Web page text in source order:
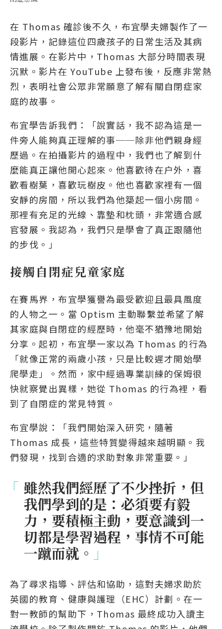
在 Thomas 確診後不久，布宜學夫婦製作了一
段影片，記錄這位四歲孩子的日常生活及其病
情進展。在影片中，Thomas 大部分時間表現
沉默。影片在 YouTube 上發布後，反應非常熱
烈，表明社會公眾非常願意了解有關自閉症家
庭的故事。
布宜學告訴我們：「說實話，我不認為這是一
件旁人能夠真正理解的事──除非他們親身經
歷過。在拍攝影片的過程中，我們也了解到什
麼能真正讓他開心起來。他喜歡待在户外，喜
歡看樹葉，喜歡玩樹皮。他也喜歡家裡有一個
安靜的房間，所以我們為他築起一個小房間。
那裡有充足的光線、靠墊和枕頭，非常適合感
官發展。我認為，我們只是學會了真正跟隨他
的步伐。」
接觸自閉症兒童家庭
在賽馬界，布宜學獲譽為最受歡迎且最具風度
的人物之一。當 Optism 主動聯繫並希望了解
其家庭與自閉症的經歷時，他毫不猶豫地開始
分享。起初，布宜學一家以為 Thomas 的行為
「就像正常的兩歲小孩，只是比較遲才開始學
爬學走」。然而，家中經過專業訓練的保姆很
快就察覺出異樣，她從 Thomas 的行為裡，看
到了自閉症的常見特質。
布宜學說：「我們開始深入研究，隨著
Thomas 成長，這些特質變得越來越明顯。我
們發現，找到合適的求助對象非常重要。」
「 雖然我們經歷了不少挫折，但
我們學到的是：必須要有毅
力，要積極主動，要意識到一
切都是學習過程，事情不可能
一蹴而就。 」
為了尋求指導、評估和協助，這對夫婦求助於
英國的教育、健康與護理（EHC）計劃。在一
對一教師的幫助下，Thomas 最終成功入讀主